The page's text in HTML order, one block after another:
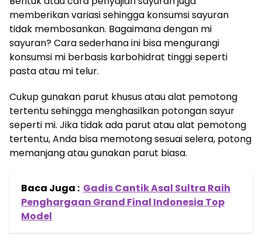
memberikan variasi sehingga konsumsi sayuran
tidak membosankan. Bagaimana dengan mi
sayuran? Cara sederhana ini bisa mengurangi
konsumsi mi berbasis karbohidrat tinggi seperti
pasta atau mi telur.
Cukup gunakan parut khusus atau alat pemotong
tertentu sehingga menghasilkan potongan sayur
seperti mi. Jika tidak ada parut atau alat pemotong
tertentu, Anda bisa memotong sesuai selera, potong
memanjang atau gunakan parut biasa.
Baca Juga : Gadis Cantik Asal Sultra Raih
Penghargaan Grand Final Indonesia Top
Model